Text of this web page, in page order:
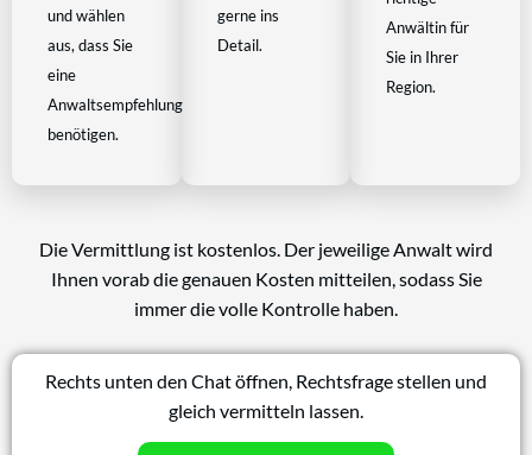
und wählen
aus, dass Sie
eine
Anwaltsempfehlung
benötigen.
gerne ins
Detail.
Anwältin für
Sie in Ihrer
Region.
Die Vermittlung ist kostenlos. Der jeweilige Anwalt wird
Ihnen vorab die genauen Kosten mitteilen, sodass Sie
immer die volle Kontrolle haben.
Rechts unten den Chat öffnen, Rechtsfrage stellen und
gleich vermitteln lassen.